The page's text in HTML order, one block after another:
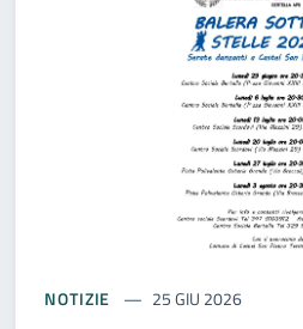
NOTIZIE 25 GIU 2026